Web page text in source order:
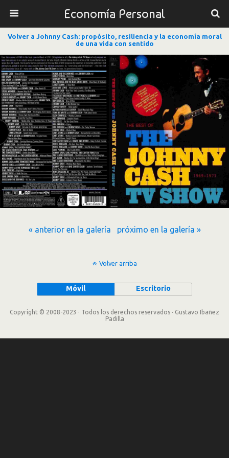
Economía Personal
Volver a Johnny Cash: propósito, resiliencia y la economía moral
de una vida con sentido
« anterior en la galería próximo en la galería »
Volver arriba
Móvil Escritorio
Copyright © 2008-2023 · Todos los derechos reservados · Gustavo Ibañez
Padilla